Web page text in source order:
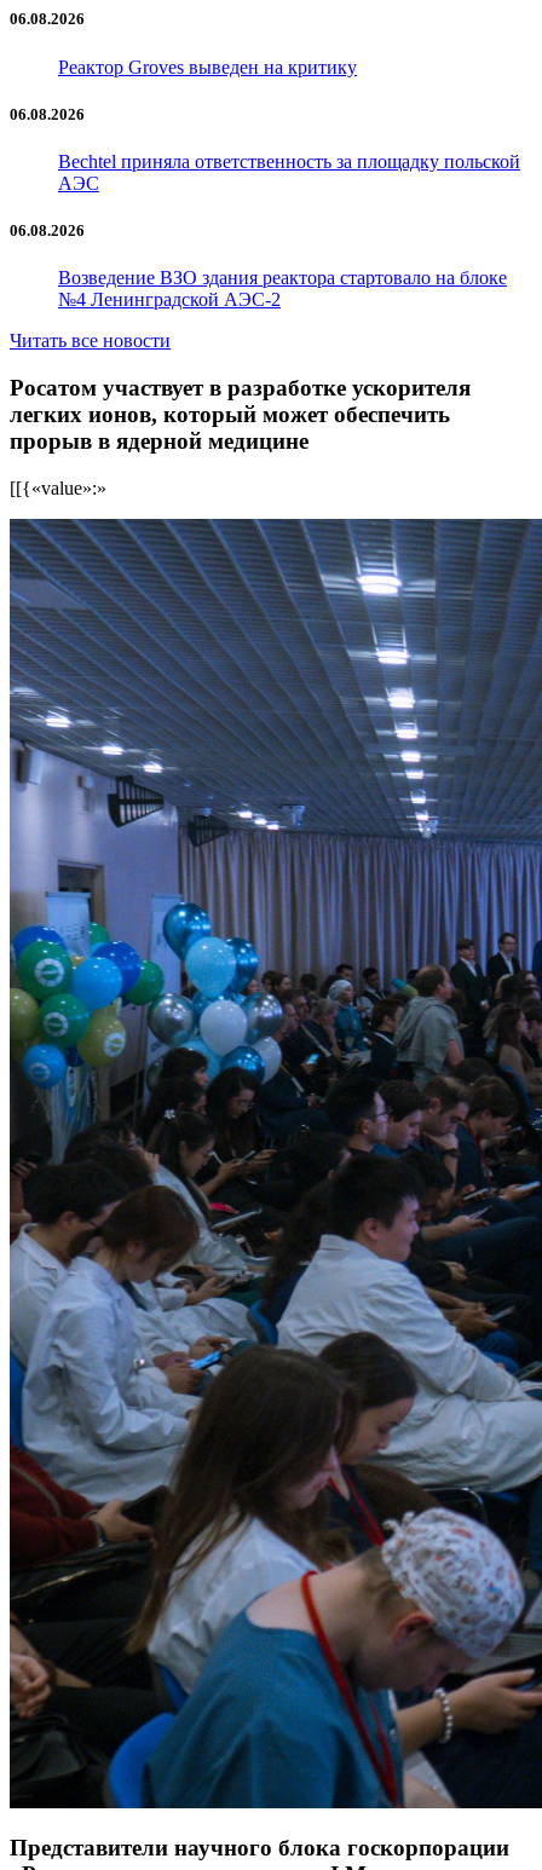
06.08.2026
Реактор Groves выведен на критику
06.08.2026
Bechtel приняла ответственность за площадку польской
АЭС
06.08.2026
Возведение ВЗО здания реактора стартовало на блоке
№4 Ленинградской АЭС-2
Читать все новости
Росатом участвует в разработке ускорителя
легких ионов, который может обеспечить
прорыв в ядерной медицине
[[{«value»:»
Представители научного блока госкорпорации